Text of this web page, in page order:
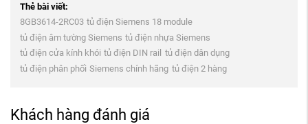
Thẻ bài viết:
8GB3614-2RC03 tủ điện Siemens 18 module
tủ điện âm tường Siemens tủ điện nhựa Siemens
tủ điện cửa kính khói tủ điện DIN rail
tủ điện dân dụng
tủ điện phân phối Siemens chính hãng tủ điện 2 hàng
Khách hàng đánh giá